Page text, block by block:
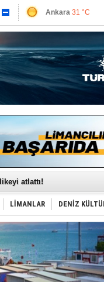
Ankara 31 °C
Antalya32 °C
Muğla 35 °C
Çanakkale 31 °C
güvenli bölgeye çekildi
atlattı!
Portekiz!
katıldı
vurdu!
navluna vuruyor!
oteller fiyat kırdı
lider bayrak konumunda
süperyata
Limanı’ndan memnun
faaliyetlerine
LİMANLAR DENİZ